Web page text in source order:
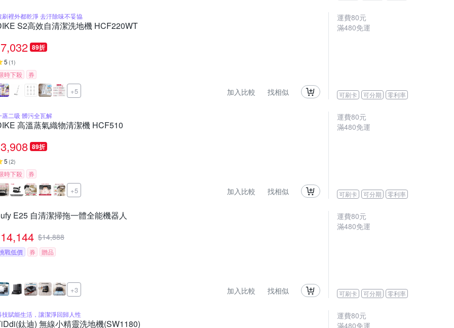
刷裡外都乾淨 去汙除味不妥協
S2高效自清潔洗地機 HCF220WT
7,032 89折
5 (1)
時下殺 券
+5 加入比較 找相似
運費80元
滿480免運
可刷卡 可分期 零利率
蒸二吸 髒污全瓦解
高溫蒸氣織物清潔機 HCF510
3,908 89折
5 (2)
時下殺 券
+5 加入比較 找相似
運費80元
滿480免運
可刷卡 可分期 零利率
E25 自清潔掃拖一體全能機器人
14,144 $14,888
戰低價 券 贈品
+3 加入比較 找相似
運費80元
滿480免運
可刷卡 可分期 零利率
技賦能生活，讓潔淨回歸人性
鈦迪) 無線小精靈洗地機(SW1180)
運費80元
滿480免運